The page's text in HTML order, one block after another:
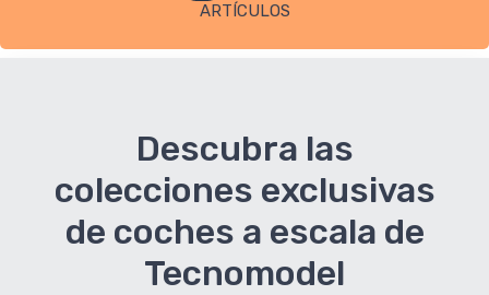
ARTÍCULOS
Descubra las
colecciones exclusivas
de coches a escala de
Tecnomodel